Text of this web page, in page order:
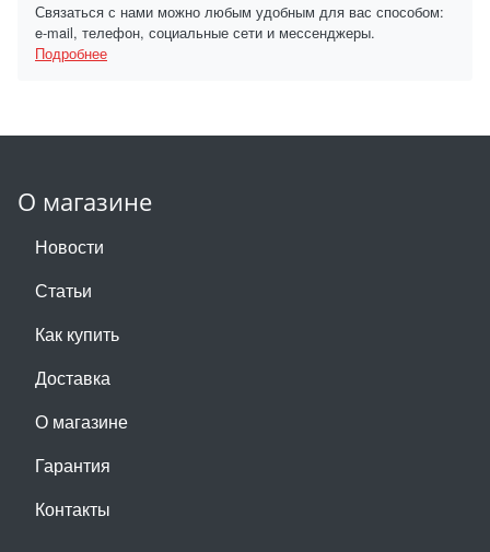
Связаться с нами можно любым удобным для вас способом:
e-mail, телефон, социальные сети и мессенджеры.
Подробнее
О магазине
Новости
Статьи
Как купить
Доставка
О магазине
Гарантия
Контакты